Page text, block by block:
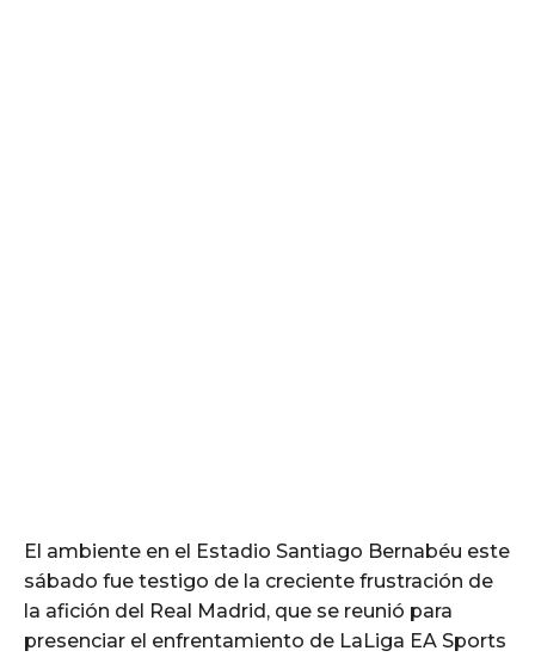
El ambiente en el Estadio Santiago Bernabéu este
sábado fue testigo de la creciente frustración de
la afición del Real Madrid, que se reunió para
presenciar el enfrentamiento de LaLiga EA Sports